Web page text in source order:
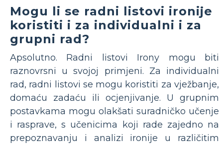
Mogu li se radni listovi ironije
koristiti i za individualni i za
grupni rad?
Apsolutno. Radni listovi Irony mogu biti
raznovrsni u svojoj primjeni. Za individualni
rad, radni listovi se mogu koristiti za vježbanje,
domaću zadaću ili ocjenjivanje. U grupnim
postavkama mogu olakšati suradničko učenje
i rasprave, s učenicima koji rade zajedno na
prepoznavanju i analizi ironije u različitim